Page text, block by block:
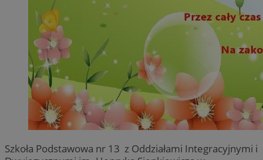
Szkoła Podstawowa nr 13 z Oddziałami Integracyjnymi i